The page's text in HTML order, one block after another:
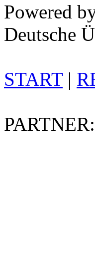
Powered
Deutsche
START|
PARTNER: